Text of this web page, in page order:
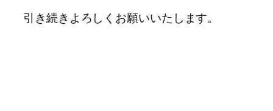
引き続きよろしくお願いいたします。